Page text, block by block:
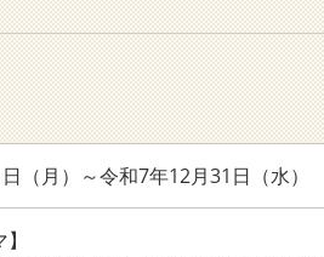
（月）～令和7年12月31日（水）